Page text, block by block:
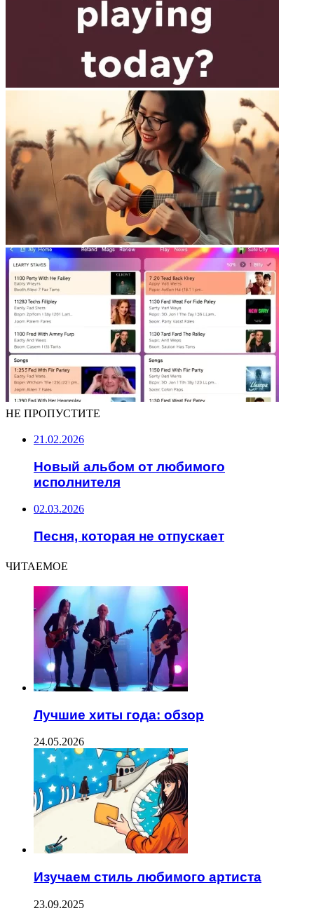
НЕ ПРОПУСТИТЕ
21.02.2026
Новый альбом от любимого
исполнителя
02.03.2026
Песня, которая не отпускает
ЧИТАЕМОЕ
Лучшие хиты года: обзор
24.05.2026
Изучаем стиль любимого артиста
23.09.2025